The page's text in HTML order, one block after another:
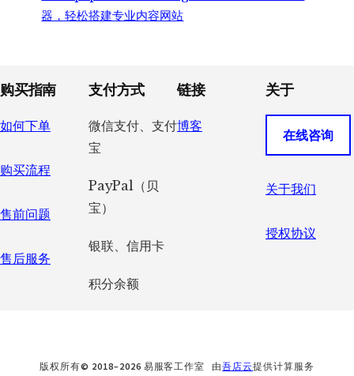
器，轻松搭建专业内容网站
Footer
购买指南
如何下单
购买流程
售前问题
售后服务
支付方式
微信支付、支付
宝
PayPal（贝
宝）
银联、信用卡
积分余额
链接
博客
关于
在线咨询
关于我们
授权协议
版权所有© 2018–2026 易服客工作室 由吾店云提供计算服务